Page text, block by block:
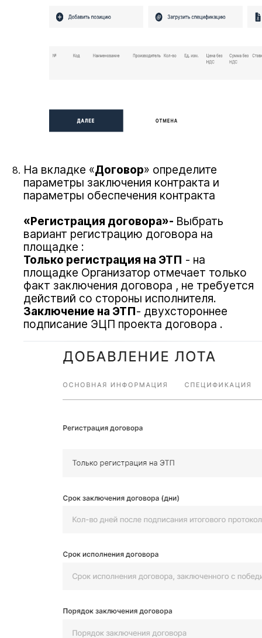
На вкладке «Договор» определите
параметры заключения контракта и
параметры обеспечения контракта
«Регистрация договора»- Выбрать
вариант регистрацию договора на
площадке :
Только регистрация на ЭТП - на
площадке Организатор отмечает только
факт заключения договора , не требуется
действий со стороны исполнителя.
Заключение на ЭТП- двухстороннее
подписание ЭЦП проекта договора .